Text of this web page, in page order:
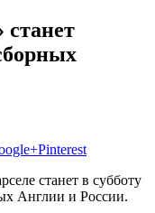
Pinterest
станет в субботу
Англии и России.